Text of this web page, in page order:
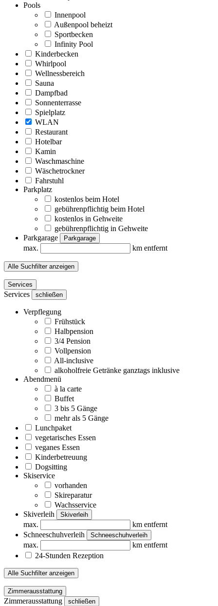
Pools
Innenpool
Außenpool beheizt
Sportbecken
Infinity Pool
Kinderbecken
Whirlpool
Wellnessbereich
Sauna
Dampfbad
Sonnenterrasse
Spielplatz
WLAN
Restaurant
Hotelbar
Kamin
Waschmaschine
Wäschetrockner
Fahrstuhl
Parkplatz
kostenlos beim Hotel
gebührenpflichtig beim Hotel
kostenlos in Gehweite
gebührenpflichtig in Gehweite
Parkgarage
Parkgarage
max. km entfernt
Alle Suchfilter anzeigen
Services
Services schließen
Verpflegung
Frühstück
Halbpension
3/4 Pension
Vollpension
All-inclusive
alkoholfreie Getränke ganztags inklusive
Abendmenü
à la carte
Buffet
3 bis 5 Gänge
mehr als 5 Gänge
Lunchpaket
vegetarisches Essen
veganes Essen
Kinderbetreuung
Dogsitting
Skiservice
vorhanden
Skireparatur
Wachsservice
Skiverleih
Skiverleih
max.
km entfernt
Schneeschuhverleih
Schneeschuhverleih
max.
km entfernt
24-Stunden Rezeption
Alle Suchfilter anzeigen
Zimmerausstattung
Zimmerausstattung schließen